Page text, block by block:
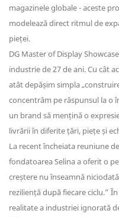
magazinele globale - aceste
modelează direct ritmul de
pieței.
DG Master of Display
industrie de 27 de ani. Cu cât
atât depășim simpla
concentrăm pe răspunsul la o
un brand să mențină o
livrării în diferite țări, piețe și
La recent încheiata reuniune
fondatoarea Selina a oferit o
creștere nu înseamnă
reziliență după fiecare ciclu.”
realitate a industriei ignorată